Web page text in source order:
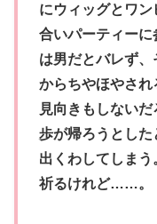
にウィッグとワ
合いパーティー
は男だとバレず
からちやほやさ
見向きもしないだ
歩が帰ろうとした
出くわしてしま
祈るけれど……。